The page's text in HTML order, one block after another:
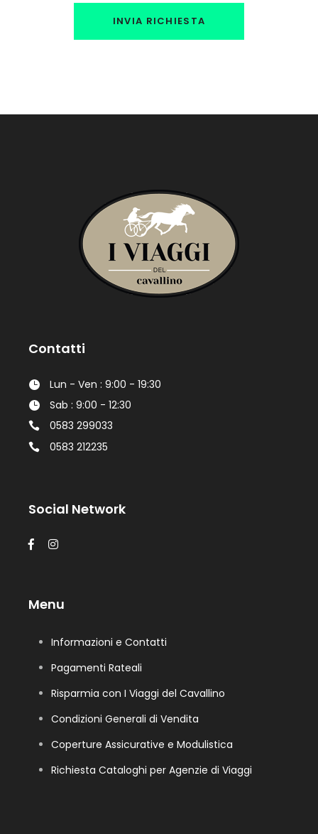
Contatti
Lun - Ven : 9:00 - 19:30
Sab : 9:00 - 12:30
0583 299033
0583 212235
Social Network
Menu
Informazioni e Contatti
Pagamenti Rateali
Risparmia con I Viaggi del Cavallino
Condizioni Generali di Vendita
Coperture Assicurative e Modulistica
Richiesta Cataloghi per Agenzie di Viaggi